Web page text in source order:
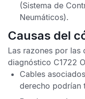
(Sistema de
Neumáticos).
Causas del
Las razones por las
diagnóstico C1722
Cables
derecho podrían